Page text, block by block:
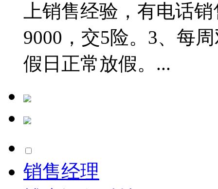
上销售经验，有电话
9000，交5险。3、每
假日正常放假。...
销售经理